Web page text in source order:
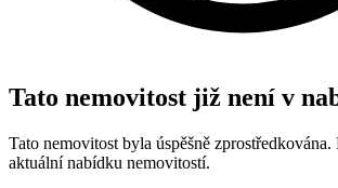
Tato nemovitost již není v
Tato nemovitost byla úspěšně zprostředkována.
aktuální nabídku nemovitostí.